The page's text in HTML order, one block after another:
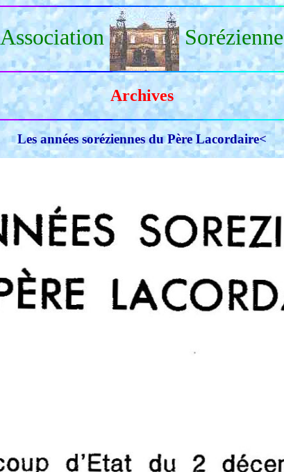
Association Sorézienne
Archives
Les années soréziennes du Père Lacordaire<